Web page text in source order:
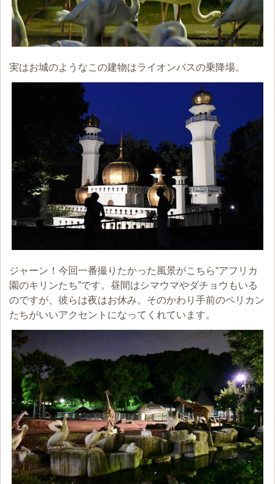
実はお城のようなこの建物はライオンバスの乗降場。
ジャーン！今回一番撮りたかった風景がこちら“アフリカ
園のキリンたち”です。昼間はシマウマやダチョウもいる
のですが、彼らは夜はお休み。そのかわり手前のペリカン
たちがいいアクセントになってくれています。